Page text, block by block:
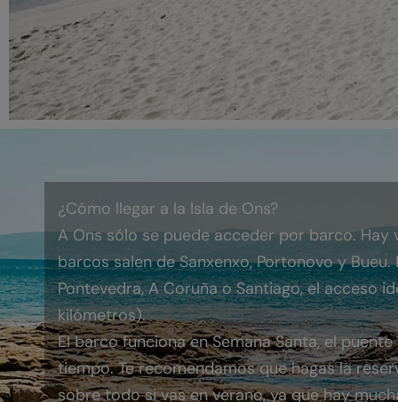
¿Cómo llegar a la Isla de Ons?
A Ons sólo se puede acceder por barco.
barcos salen de Sanxenxo, Portonovo y
Pontevedra, A Coruña o Santiago, el acceso
kilómetros).
El barco funciona en Semana Santa, el
tiempo. Te recomendamos que hagas la
sobre todo si vas en verano, ya que hay